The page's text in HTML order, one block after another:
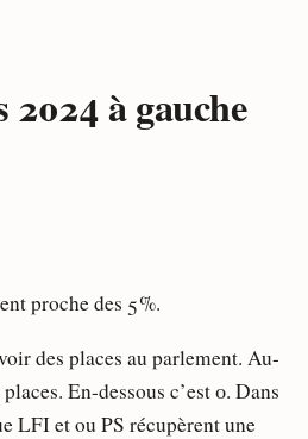
2024 à gauche
proche des 5 %.
des places au parlement. Au-
En-dessous c’est 0. Dans
LFI et ou PS récupèrent une